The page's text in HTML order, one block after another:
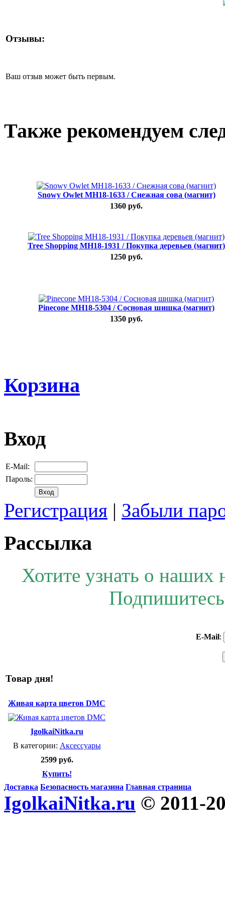
Отзывы:
Ваш отзыв может быть первым.
Также рекомендуем
Snowy Owlet MH18-1633 / Снежная сова (магнит)
1360 руб.
Tree Shopping MH18-1931 / Покупка деревьев (магнит)
1250 руб.
Pinecone MH18-5304 / Сосновая шишка (магнит)
1350 руб.
Корзина
Вход
E-Mail:
Пароль:
Регистрация | Забыли
Рассылка
Хотите узнать о наших
E-Mail:
Товар дня!
Живая карта цветов DMC
IgolkaiNitka.ru
В категории: Аксессуары
2599 руб.
Купить!
Доставка Безопасность магазина Главная страница
IgolkaiNitka.ru © 2011-